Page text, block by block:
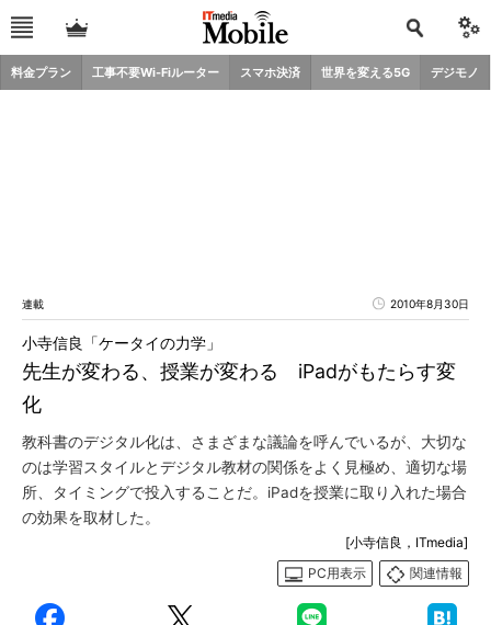
料金プラン 工事不要Wi-Fiルーター スマホ決済 世界を変える5G デジモノ
連載 2010年8月30日
先生が変わる、授業が変わる iPadがもたらす変
化
小寺信良「ケータイの力学」
教科書のデジタル化は、さまざまな議論を呼んでいるが、大切な
のは学習スタイルとデジタル教材の関係をよく見極め、適切な場
所、タイミングで投入することだ。iPadを授業に取り入れた場合
の効果を取材した。
[小寺信良，ITmedia]
PC用表示
関連情報